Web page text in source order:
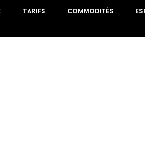
TARIFS COMMODITÉS